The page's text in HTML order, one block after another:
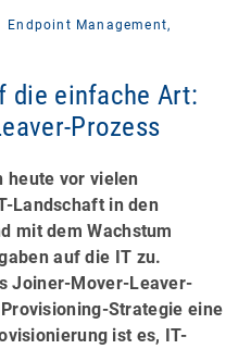
Endpoint Management,
die einfache Art:
Prozess
heute vor vielen
Landschaft in den
mit dem Wachstum
auf die IT zu.
Joiner-Mover-Leaver-
-Strategie eine
ist es, IT-